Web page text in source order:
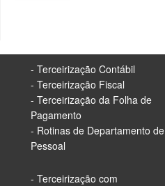
- Terceirização Contábil
- Terceirização Fiscal
- Terceirização da Folha de
Pagamento
- Rotinas de Departamento de
Pessoal
- Terceirização com